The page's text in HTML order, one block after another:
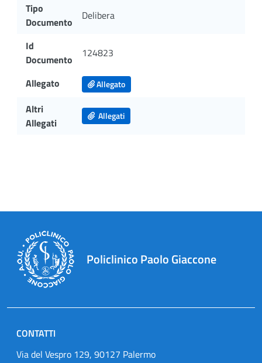
Tipo
Documento
Delibera
Id
Documento
124823
Allegato Allegato
Altri
Allegati
Allegati
Policlinico Paolo Giaccone
CONTATTI
Via del Vespro 129, 90127 Palermo